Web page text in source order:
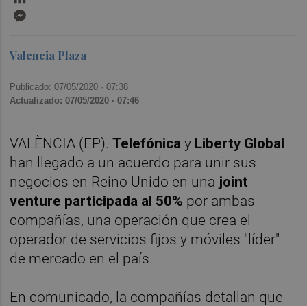
Valencia Plaza
Publicado: 07/05/2020 ·07:38
Actualizado: 07/05/2020 · 07:46
VALÈNCIA (EP).Telefónica y Liberty Global
han llegado a un acuerdo para unir sus
negocios en Reino Unido en una joint
venture participada al 50% por ambas
compañías, una operación que crea el
operador de servicios fijos y móviles "líder"
de mercado en el país.
En comunicado, la compañías detallan que